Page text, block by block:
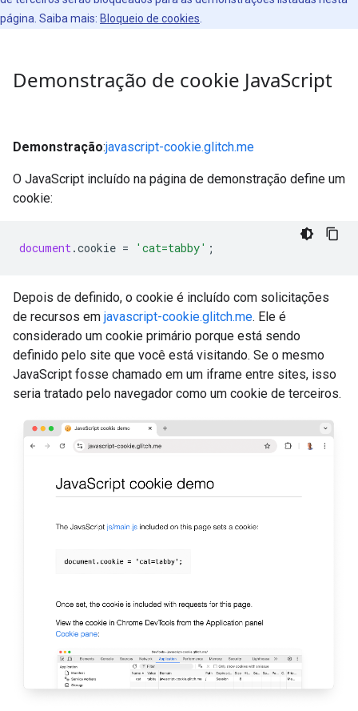
página. Saiba mais: Bloqueio de cookies.
Demonstração de cookie JavaScript
Demonstração:javascript-cookie.glitch.me
O JavaScript incluído na página de demonstração define um
cookie:
document.cookie = 'cat=tabby' ;
Depois de definido, o cookie é incluído com solicitações
de recursos em javascript-cookie.glitch.me. Ele é
considerado um cookie primário porque está sendo
definido pelo site que você está visitando. Se o mesmo
JavaScript fosse chamado em um iframe entre sites, isso
seria tratado pelo navegador como um cookie de terceiros.